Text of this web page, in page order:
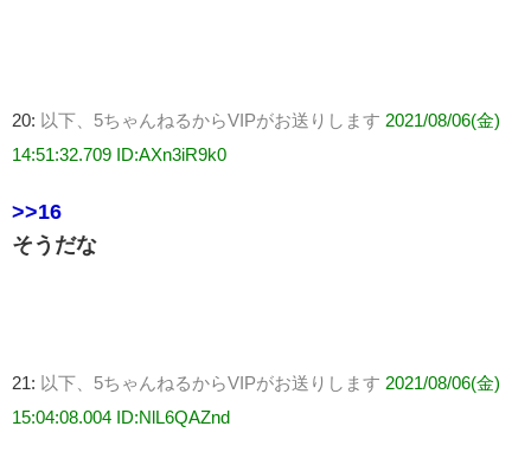
20: 以下、5ちゃんねるからVIPがお送りします 2021/08/06(金)
14:51:32.709 ID:AXn3iR9k0
>>16
そうだな
21: 以下、5ちゃんねるからVIPがお送りします 2021/08/06(金)
15:04:08.004 ID:NlL6QAZnd